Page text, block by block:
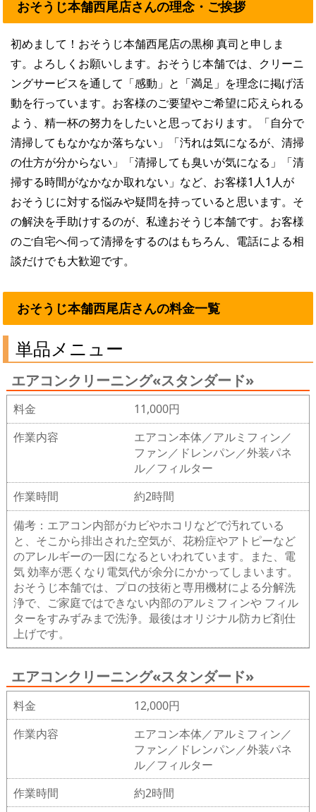
おそうじ本舗西尾店さんの理念・ご挨拶
初めまして！おそうじ本舗西尾店の黒柳 真司と申しま
す。よろしくお願いします。おそうじ本舗では、クリーニ
ングサービスを通して「感動」と「満足」を理念に掲げ活
動を行っています。お客様のご要望やご希望に応えられる
よう、精一杯の努力をしたいと思っております。「自分で
清掃してもなかなか落ちない」「汚れは気になるが、清掃
の仕方が分からない」「清掃しても臭いが気になる」「清
掃する時間がなかなか取れない」など、お客様1人1人が
おそうじに対する悩みや疑問を持っていると思います。そ
の解決を手助けするのが、私達おそうじ本舗です。お客様
のご自宅へ伺って清掃をするのはもちろん、電話による相
談だけでも大歓迎です。
おそうじ本舗西尾店さんの料金一覧
単品メニュー
エアコンクリーニング«スタンダード»
料金
11,000円
作業内容
エアコン本体／アルミフィン／
ファン／ドレンパン／外装パネ
ル／フィルター
作業時間
約2時間
備考：エアコン内部がカビやホコリなどで汚れている
と、そこから排出された空気が、花粉症やアトピーなど
のアレルギーの一因になるといわれています。また、電
気 効率が悪くなり電気代が余分にかかってしまいます。
おそうじ本舗では、プロの技術と専用機材による分解洗
浄で、ご家庭ではできない内部のアルミフィンや フィル
ターをすみずみまで洗浄。最後はオリジナル防カビ剤仕
上げです。
エアコンクリーニング«スタンダード»
料金
12,000円
作業内容
エアコン本体／アルミフィン／
ファン／ドレンパン／外装パネ
ル／フィルター
作業時間
約2時間